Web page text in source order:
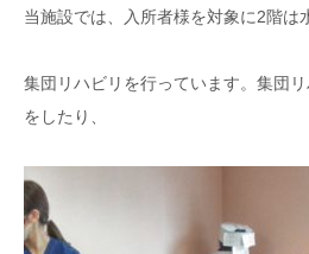
当施設では、入所者様を対象に2階は
集団リハビリを行っています。集団
をしたり、